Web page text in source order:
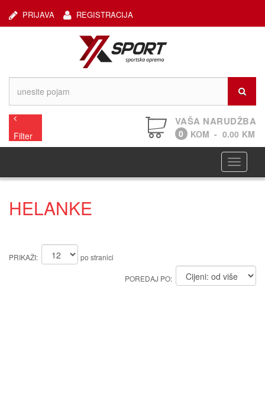
REGISTRACIJA
PRIJAVA
Filter
VAŠA NARUDŽBA
0 KOM - 0.00 KM
HELANKE
PRIKAŽI: po stranici
POREDAJ PO: